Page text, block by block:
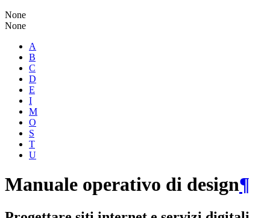
None
None
A
B
C
D
E
I
M
O
S
T
U
Manuale operativo di design¶